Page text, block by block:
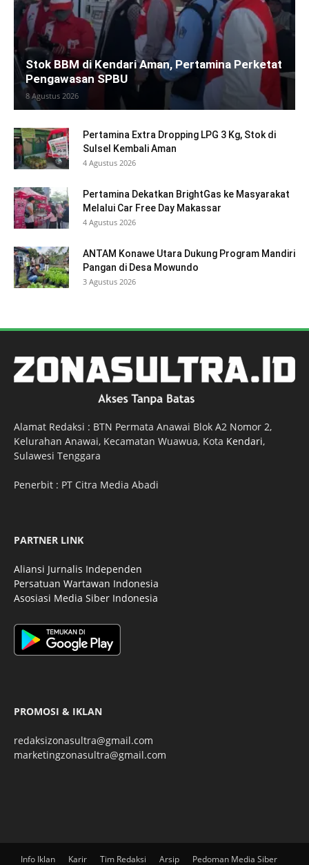
Stok BBM di Kendari Aman, Pertamina Perketat
Pengawasan SPBU
8 Agustus 2026
Pertamina Extra Dropping LPG 3 Kg, Stok di
Sulsel Kembali Aman
4 Agustus 2026
Pertamina Dekatkan BrightGas ke Masyarakat
Melalui Car Free Day Makassar
4 Agustus 2026
ANTAM Konawe Utara Dukung Program Mandiri
Pangan di Desa Mowundo
3 Agustus 2026
Alamat Redaksi : BTN Permata Anawai Blok A2 Nomor 2,
Kelurahan Anawai, Kecamatan Wuawua, Kota Kendari,
Sulawesi Tenggara
Penerbit : PT Citra Media Abadi
PARTNER LINK
Aliansi Jurnalis Independen
Persatuan Wartawan Indonesia
Asosiasi Media Siber Indonesia
PROMOSI & IKLAN
redaksizonasultra@gmail.com
marketingzonasultra@gmail.com
Info Iklan Karir Tim Redaksi Arsip Pedoman Media Siber